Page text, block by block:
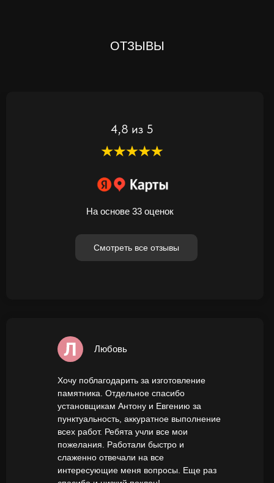
ОТЗЫВЫ
На основе 33 оценок
4,8 из 5
Смотреть все отзывы
Хочу поблагодарить за изготовление
памятника. Отдельное спасибо
установщикам Антону и Евгению за
пунктуальность, аккуратное выполнение
всех работ. Ребята учли все мои
пожелания. Работали быстро и
слаженно отвечали на все
интересующие меня вопросы. Еще раз
Любовь